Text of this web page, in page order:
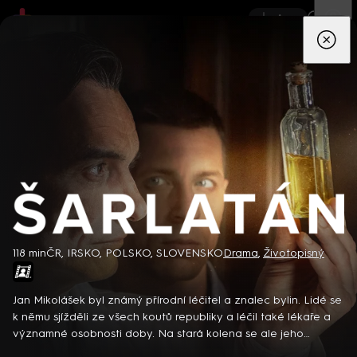
App
Šarlatán
118 minČR, IRSKO, POLSKO, SLOVENSKODrama, Životopisný
Jan Mikolášek byl známý přírodní léčitel a znalec bylin. Lidé se
k němu sjížděli ze všech koutů republiky a léčil také lékaře a
významné osobnosti doby. Na stará kolena se ale jeho
prima+
Detektiv Karl Alberg přijíždí do přímořského městečka Gibsons,
aby zde převzal vedení místní policie a začal nový život po
bolestivém rozvodu. Společně se svým týmem odhaluje temná
tajemství, která narušují poklidnou atmosféru komunity a
8 epizod